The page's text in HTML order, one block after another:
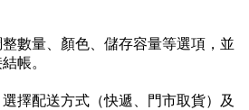
數量、顏色、儲存容量等選項，並
帳。
擇配送方式（快遞、門市取貨）及